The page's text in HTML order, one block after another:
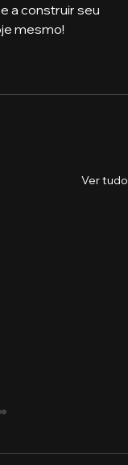
a construir seu
mesmo!
Ver tudo